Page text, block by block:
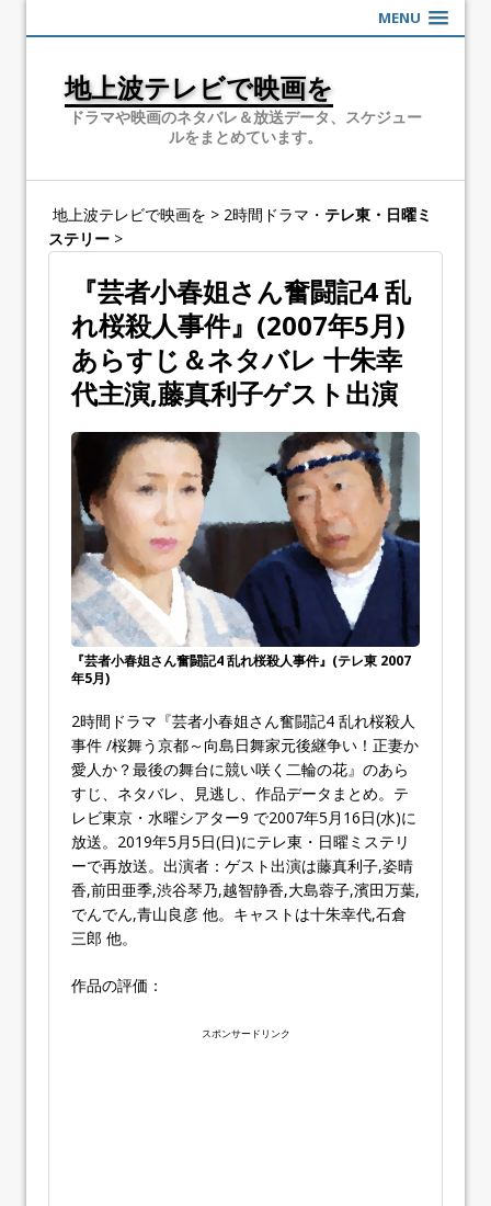
MENU
地上波テレビで映画を
ドラマや映画のネタバレ＆放送データ、スケジュー
ルをまとめています。
地上波テレビで映画を > 2時間ドラマ・ テレ東・日曜ミ
ステリー >
『芸者小春姐さん奮闘記4 乱
れ桜殺人事件』(2007年5月)
あらすじ＆ネタバレ 十朱幸
代主演,藤真利子ゲスト出演
『芸者小春姐さん奮闘記4 乱れ桜殺人事件』(テレ東 2007
年5月)
2時間ドラマ『芸者小春姐さん奮闘記4 乱れ桜殺人
事件 /桜舞う京都～向島日舞家元後継争い！正妻か
愛人か？最後の舞台に競い咲く二輪の花』のあら
すじ、ネタバレ、見逃し、作品データまとめ。テ
レビ東京・水曜シアター9 で2007年5月16日(水)に
放送。2019年5月5日(日)にテレ東・日曜ミステリ
ーで再放送。出演者：ゲスト出演は藤真利子,姿晴
香,前田亜季,渋谷琴乃,越智静香,大島蓉子,濱田万葉,
でんでん,青山良彦 他。キャストは十朱幸代,石倉
三郎 他。
作品の評価：
スポンサードリンク